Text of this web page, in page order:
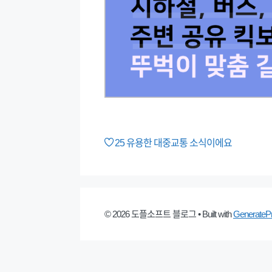
25유용한 대중교통 소식이에요
© 2026 도플소프트 블로그• Built with